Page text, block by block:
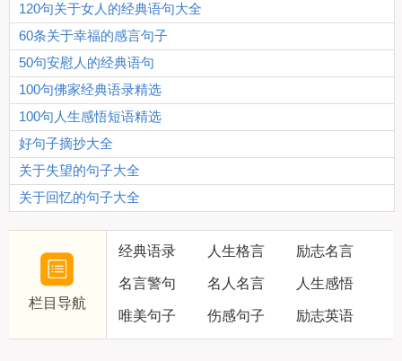
120句关于女人的经典语句大全
60条关于幸福的感言句子
50句安慰人的经典语句
100句佛家经典语录精选
100句人生感悟短语精选
好句子摘抄大全
关于失望的句子大全
关于回忆的句子大全
栏目导航
经典语录 人生格言 励志名言
名言警句 名人名言 人生感悟
唯美句子 伤感句子 励志英语